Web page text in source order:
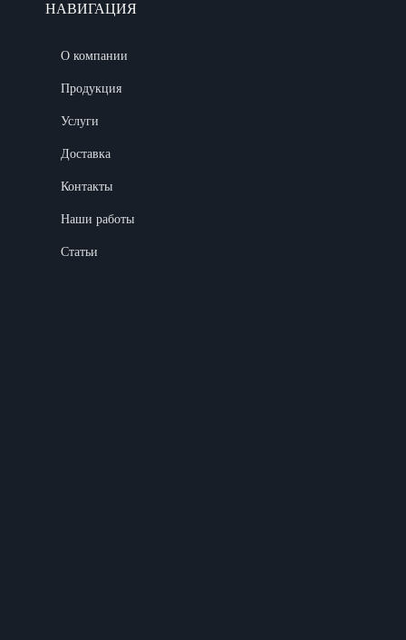
НАВИГАЦИЯ
О компании
Продукция
Услуги
Доставка
Контакты
Наши работы
Статьи